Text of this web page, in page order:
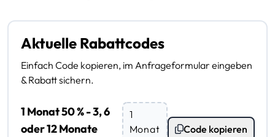
Aktuelle Rabattcodes
Einfach Code kopieren, im Anfrageformular eingeben
& Rabatt sichern.
1 Monat 50 % - 3, 6
oder 12 Monate
1
Monat
Code kopieren